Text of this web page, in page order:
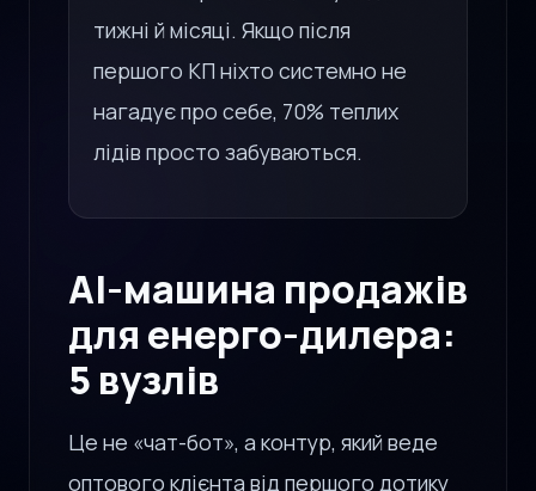
тижні й місяці. Якщо після
першого КП ніхто системно не
нагадує про себе, 70% теплих
лідів просто забуваються.
AI-машина продажів
для енерго-дилера:
5 вузлів
Це не «чат-бот», а контур, який веде
оптового клієнта від першого дотику